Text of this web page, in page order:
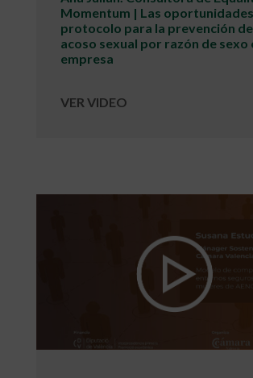
Momentum | Las
protocolo para la prevención
acoso sexual por razón de sexo
empresa
VER VIDEO